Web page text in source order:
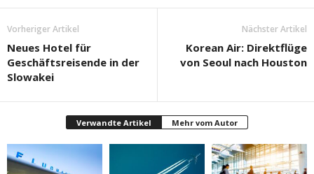
Vorheriger Artikel
Neues Hotel für
Geschäftsreisende in der
Slowakei
Nächster Artikel
Korean Air: Direktflüge
von Seoul nach Houston
Verwandte Artikel Mehr vom Autor